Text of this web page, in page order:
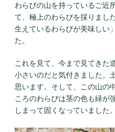
わらびの山を持っているご近
て、極上のわらびを採りまし
生えているわらびが美味しい
た。
これを見て、今まで見てきた
小さいのだと気付きました。
思います。そして、この山の
ころのわらびは茎の色も緑が
しまって固くなっていました。